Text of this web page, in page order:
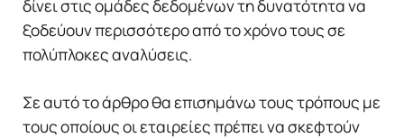
δίνει στις ομάδες δεδομένων τη δυνατότητα να
ξοδεύουν περισσότερο από το χρόνο τους σε
πολύπλοκες αναλύσεις.
Σε αυτό το άρθρο θα επισημάνω τους τρόπους με
τους οποίους οι εταιρείες πρέπει να σκεφτούν